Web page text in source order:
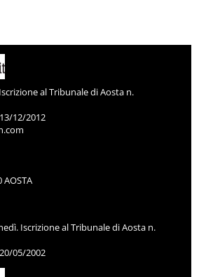
al Tribunale di Aosta n.
12/2012
AOSTA
Iscrizione al Tribunale di Aosta n.
05/2002